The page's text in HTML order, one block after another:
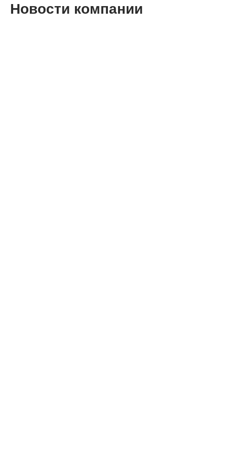
Новости компании